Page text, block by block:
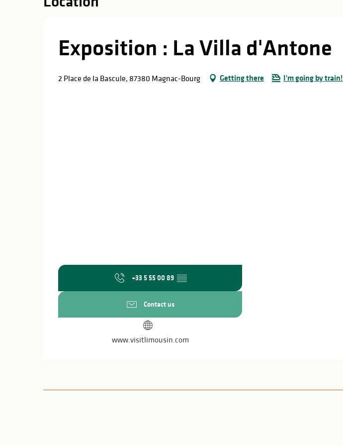
Exposition : La Villa d'Antone
2 Place de la Bascule, 87380 Magnac-Bourg Getting there I'm going by train!
+33 5 55 00 89 ▒▒
Contact us
www.visitlimousin.com